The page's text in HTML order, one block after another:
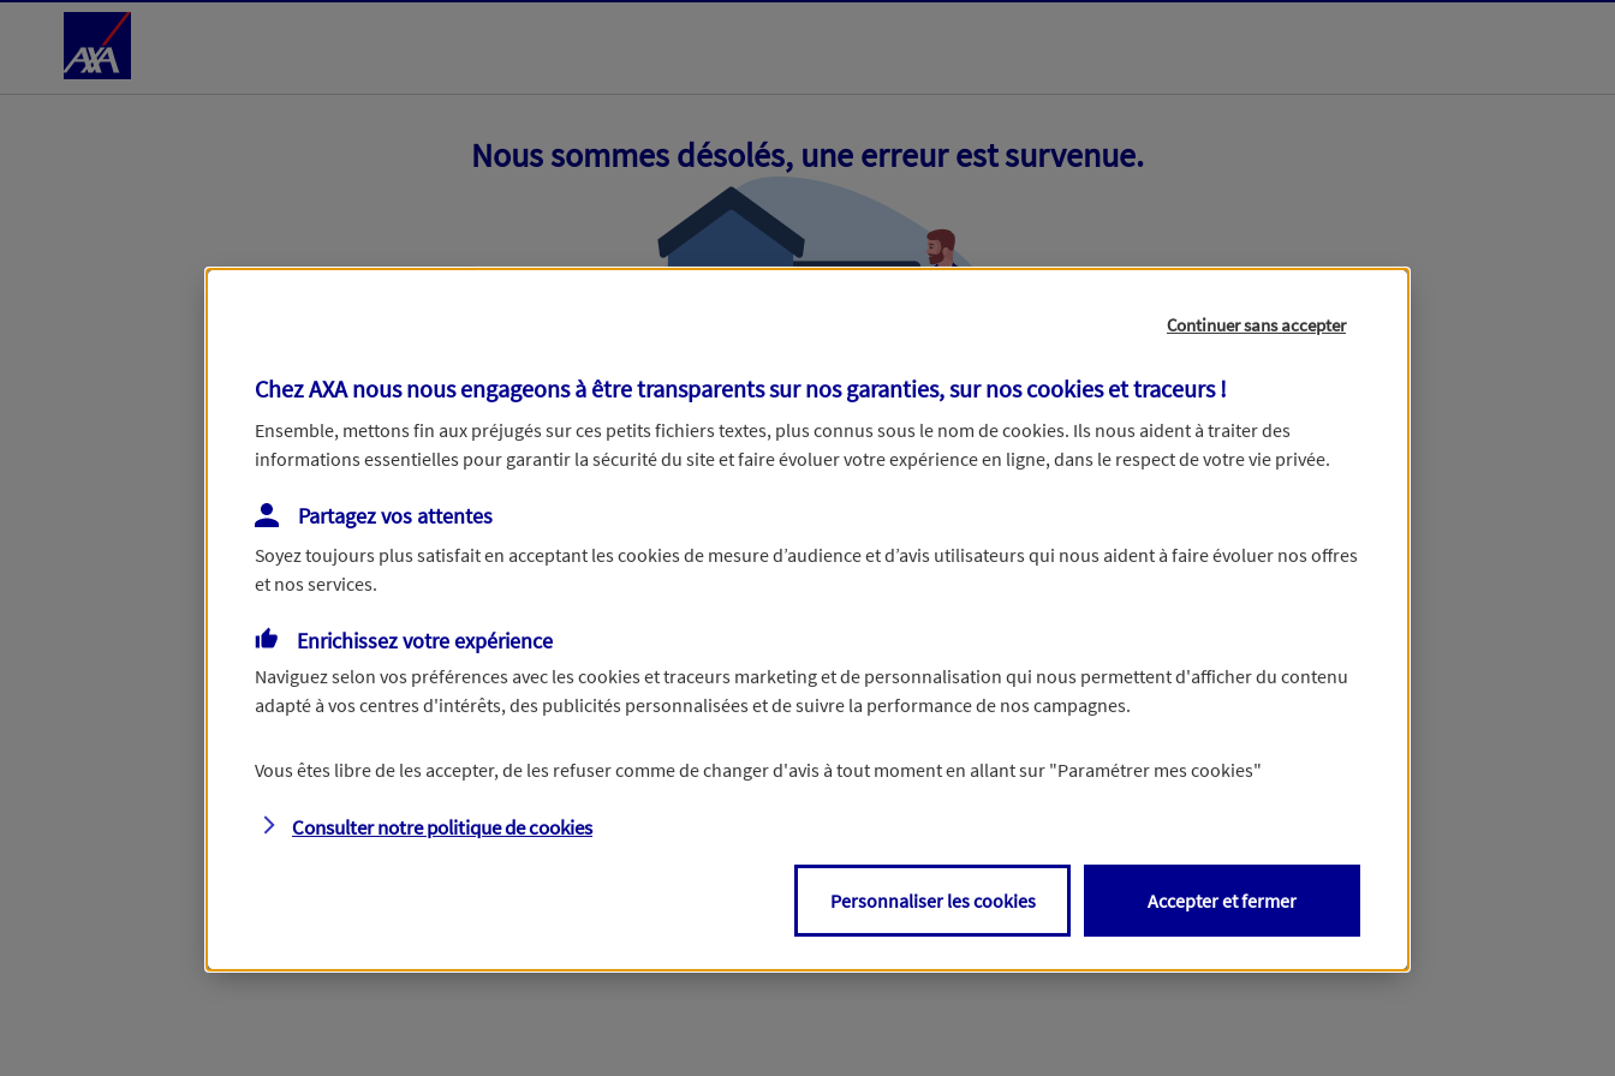
Accéder au Contenu
Nous sommes désolés, une erreur est survenue.
Continuer sans accepter
Chez AXA nous nous engageons à être transparents sur nos garanties, sur noscookies et traceurs!
Ensemble, mettons fin aux préjugés sur ces petits fichiers textes, plus connus sous le nom decookies. Ils nous aident à traiter des
informations essentielles pour garantir la sécurité du site et faire évoluer votre expérience en ligne, dans le respect de votre vie privée.
Partagez vos attentes
Soyez toujours plus satisfait en acceptant les cookies de mesure d’audience et d’avis utilisateurs qui nous aident à faire évoluer nos offres
et nos services.
Enrichissez votre expérience
Naviguez selon vos préférences avec les cookies et traceurs marketing et de personnalisation qui nous permettent d'afficher du contenu
adapté à vos centres d'intérêts, des publicités personnalisées et de suivre la performance de nos campagnes.
Vous êtes libre de les accepter, de les refuser comme de changer d'avis à tout moment en allant sur "Paramétrer mes cookies"
Consulter notre politique decookies
Personnaliser les cookies Accepter et fermer